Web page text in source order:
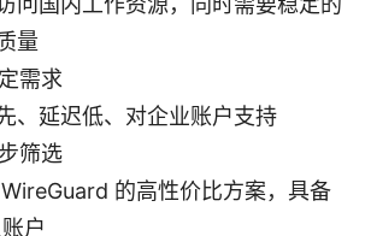
量
需求
、延迟低、对企业账户支持
筛选
的高性价比方案，具备
户